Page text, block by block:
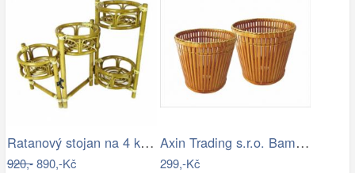
Ratanový stojan na 4 květiny - světlý…
920,-890,-Kč
Axin Trading s.r.o. Bambusový obal na…
299,-Kč